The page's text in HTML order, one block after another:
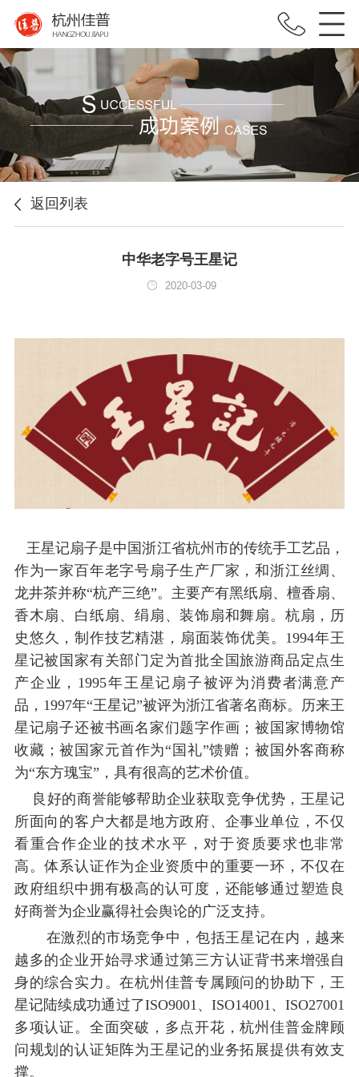
返回列表
中华老字号王星记
2020-03-09
王星记扇子是中国浙江省杭州市的传统手工艺品，
作为一家百年老字号扇子生产厂家，和浙江丝绸 、
龙井茶并称“杭产三绝”。主要产有黑纸扇、檀香扇、
香木扇、白纸扇、绢扇、装饰扇和舞扇。杭扇，历
史悠久，制作技艺精湛，扇面装饰优美。 1994年王
星记被国家有关部门定为首批全国旅游商品定点生
产企业，1995年王星记扇子被评为消费者满意产
品，1997年“王星记”被评为浙江省著名商标。历来王
星记扇子还被书画名家们题字作画；被国家博物馆
收藏；被国家元首作为“国礼”馈赠；被国外客商称
为“东方瑰宝”，具有很高的艺术价值。
良好的商誉能够帮助企业获取竞争优势，王星记
所面向的客户大都是地方政府、企事业单位，不仅
看重合作企业的技术水平，对于资质要求也非常
高。体系认证作为企业资质中的重要一环，不仅在
政府组织中拥有极高的认可度，还能够通过塑造良
好商誉为企业赢得社会舆论的广泛支持。
在激烈的市场竞争中，包括王星记在内，越来
越多的企业开始寻求通过第三方认证背书来增强自
身的综合实力。在杭州佳普专属顾问的协助下，王
星记陆续成功通过了ISO9001、ISO14001、ISO27001
多项认证。全面突破，多点开花，杭州佳普金牌顾
问规划的认证矩阵为王星记的业务拓展提供有效支
撑。